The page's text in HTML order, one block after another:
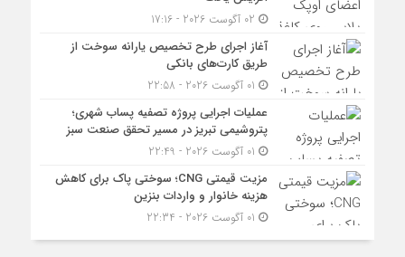
آغاز اجرای طرح تخصیص یارانه سوخت از
طریق کارت‌های بانکی
عملیات اجرایی پروژه تصفیه پساب شهری؛
پتروشیمی تبریز در مسیر تحقق صنعت سبز
مزیت قیمتی CNG؛ سوختی پاک برای کاهش
هزینه خانوار و واردات بنزین